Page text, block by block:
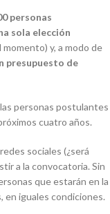
personas
sola elección
y, a modo de
presupuesto de
personas postulantes
cuatro años.
sociales (¿será
a la convocatoria. Sin
que estarán en la
en iguales condiciones.